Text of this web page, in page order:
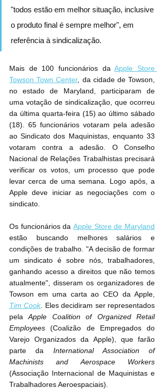
"todos estão em melhor situação, inclusive
o produto final é sempre melhor", em
referência à sindicalização.
Mais de 100 funcionários da Apple Store
Towson Town Center, da cidade de Towson,
no estado de Maryland, participaram de
uma votação de sindicalização, que ocorreu
da última quarta-feira (15) ao último sábado
(18). 65 funcionários votaram pela adesão
ao Sindicato dos Maquinistas, enquanto 33
votaram contra a adesão. O Conselho
Nacional de Relações Trabalhistas precisará
verificar os votos, um processo que pode
levar cerca de uma semana. Logo após, a
Apple deve iniciar as negociações com o
sindicato.
Apple Store‌ de Maryland
estão buscando melhores salários e
condições de trabalho. "A decisão de formar
um sindicato é sobre nós, trabalhadores,
ganhando acesso a direitos que não temos
atualmente", disseram os organizadores de
Tim Cook. Eles decidiram ser representados
pela Apple Coalition of Organized Retail
Employees (Coalizão de Empregados do
Varejo Organizados da Apple), que farão
parte da International Association of
Machinists and Aerospace Workers
(Associação Internacional de Maquinistas e
Trabalhadores Aeroespaciais).